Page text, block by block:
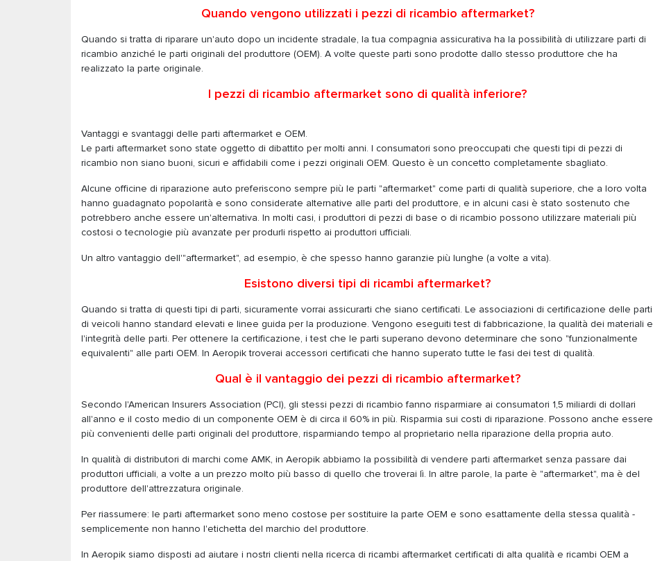
Quando vengono utilizzati i pezzi di ricambio aftermarket?
Quando si tratta di riparare un'auto dopo un incidente stradale, la tua compagnia assicurativa ha la possibilità di utilizzare parti di
ricambio anziché le parti originali del produttore (OEM). A volte queste parti sono prodotte dallo stesso produttore che ha
realizzato la parte originale.
I pezzi di ricambio aftermarket sono di qualità inferiore?
Vantaggi e svantaggi delle parti aftermarket e OEM.
Le parti aftermarket sono state oggetto di dibattito per molti anni. I consumatori sono preoccupati che questi tipi di pezzi di
ricambio non siano buoni, sicuri e affidabili come i pezzi originali OEM. Questo è un concetto completamente sbagliato.
Alcune officine di riparazione auto preferiscono sempre più le parti "aftermarket" come parti di qualità superiore, che a loro volta
hanno guadagnato popolarità e sono considerate alternative alle parti del produttore, e in alcuni casi è stato sostenuto che
potrebbero anche essere un'alternativa. In molti casi, i produttori di pezzi di base o di ricambio possono utilizzare materiali più
costosi o tecnologie più avanzate per produrli rispetto ai produttori ufficiali.
Un altro vantaggio dell'"aftermarket", ad esempio, è che spesso hanno garanzie più lunghe (a volte a vita).
Esistono diversi tipi di ricambi aftermarket?
Quando si tratta di questi tipi di parti, sicuramente vorrai assicurarti che siano certificati. Le associazioni di certificazione delle parti
di veicoli hanno standard elevati e linee guida per la produzione. Vengono eseguiti test di fabbricazione, la qualità dei materiali e
l'integrità delle parti. Per ottenere la certificazione, i test che le parti superano devono determinare che sono "funzionalmente
equivalenti" alle parti OEM. In Aeropik troverai accessori certificati che hanno superato tutte le fasi dei test di qualità.
Qual è il vantaggio dei pezzi di ricambio aftermarket?
Secondo l'American Insurers Association (PCI), gli stessi pezzi di ricambio fanno risparmiare ai consumatori 1,5 miliardi di dollari
all'anno e il costo medio di un componente OEM è di circa il 60% in più. Risparmia sui costi di riparazione. Possono anche essere
più convenienti delle parti originali del produttore, risparmiando tempo al proprietario nella riparazione della propria auto.
In qualità di distributori di marchi come AMK, in Aeropik abbiamo la possibilità di vendere parti aftermarket senza passare dai
produttori ufficiali, a volte a un prezzo molto più basso di quello che troverai lì. In altre parole, la parte è "aftermarket", ma è del
produttore dell'attrezzatura originale.
Per riassumere: le parti aftermarket sono meno costose per sostituire la parte OEM e sono esattamente della stessa qualità -
semplicemente non hanno l'etichetta del marchio del produttore.
In Aeropik siamo disposti ad aiutare i nostri clienti nella ricerca di ricambi aftermarket certificati di alta qualità e ricambi OEM a